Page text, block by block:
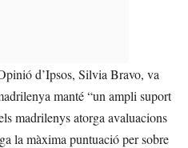
d’Ipsos, Silvia Bravo, va
manté “un ampli suport
madrilenys atorga avaluacions
la màxima puntuació per sobre